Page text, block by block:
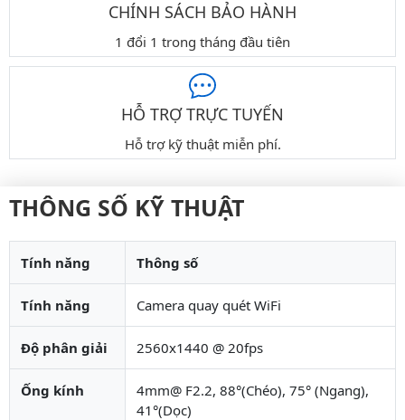
CHÍNH SÁCH BẢO HÀNH
1 đổi 1 trong tháng đầu tiên
HỖ TRỢ TRỰC TUYẾN
Hỗ trợ kỹ thuật miễn phí.
THÔNG SỐ KỸ THUẬT
Tính năng Thông số
Tính năng Camera quay quét WiFi
Độ phân giải 2560x1440 @ 20fps
Ống kính
4mm@ F2.2, 88°(Chéo), 75° (Ngang),
41°(Dọc)